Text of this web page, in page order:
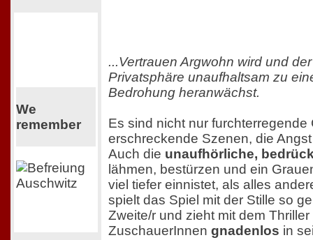
We
remember
...Vertrauen Argwohn wird und
Privatsphäre unaufhaltsam zu
Bedrohung heranwächst.
Es sind nicht nur furchterregende
erschreckende Szenen, die
Auch die unaufhörliche,
lähmen, bestürzen und ein
viel tiefer einnistet, als alles
spielt das Spiel mit der Stille so
Zweite/r und zieht mit dem Thriller
ZuschauerInnen gnadenlos in